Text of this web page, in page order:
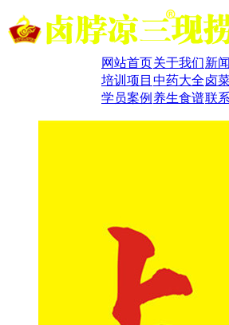
网站首页关于我们新
培训项目 中药大全卤
学员案例 养生食谱联